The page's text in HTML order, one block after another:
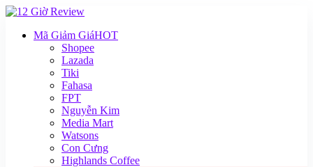
Mã Giảm GiáHOT
Shopee
Lazada
Tiki
Fahasa
FPT
Nguyễn Kim
Media Mart
Watsons
Con Cưng
Highlands Coffee